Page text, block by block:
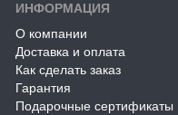
ИНФОРМАЦИЯ
О компании
Доставка и оплата
Как сделать заказ
Гарантия
Подарочные сертификаты